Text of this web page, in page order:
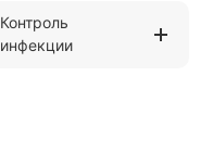
Контроль
инфекции